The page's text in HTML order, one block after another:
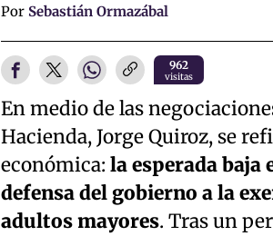
Por Sebastián Ormazábal
962
visitas
En medio de las
Hacienda, Jorge Quiroz, se
económica: la esperada baja
defensa del gobierno a la
adultos mayores. Tras un